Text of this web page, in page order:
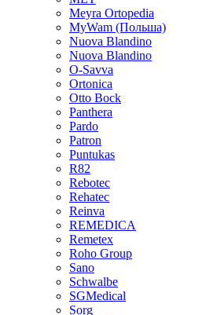
Meyra Ortopedia
MyWam (Польша)
Nuova Blandino
Nuova Blandino
O-Savva
Ortonica
Otto Bock
Panthera
Pardo
Patron
Puntukas
R82
Rebotec
Rehatec
Reinva
REMEDICA
Remetex
Roho Group
Sano
Schwalbe
SGMedical
Sorg